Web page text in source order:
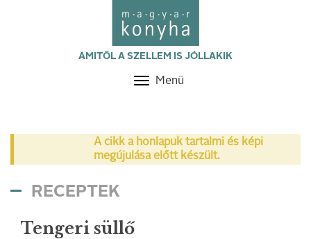
AMITŐL A SZELLEM IS JÓLLAKIK
Toggle
Menü
A cikk a honlapuk tartalmi és képi
megújulása előtt készült.
RECEPTEK
Tengeri süllő